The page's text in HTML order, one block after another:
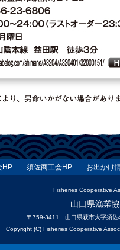
HP 須佐商工会HP お出かけ
Fisheries Cooperative
山口県漁業
〒759-3411 山口県萩市大字須
Copyright (C) Fisheries Cooperative